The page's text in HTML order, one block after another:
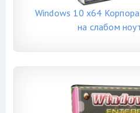
Windows 10 x64
на слабом